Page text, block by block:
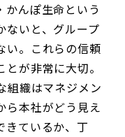
かんぽ生命という
ないと、グループ
い。これらの信頼
が非常に大切。
組織はマネジメン
ら本社がどう見え
きているか、丁